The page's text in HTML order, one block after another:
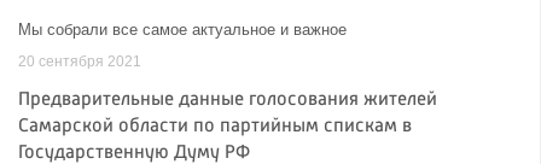
Мы собрали все самое актуальное и важное
20 сентября 2021
Предварительные данные голосования жителей
Самарской области по партийным спискам в
Государственную Думу РФ